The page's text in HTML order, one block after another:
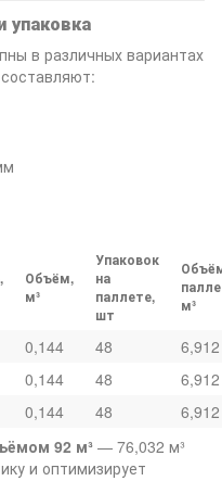
упаковка
в различных вариантах
Объём,
м³
Упаковок
на
паллете,
шт
м³
0,144 48
6,912
0,144 48
6,912
0,144 48
6,912
92 м³ — 76,032 м³
и оптимизирует